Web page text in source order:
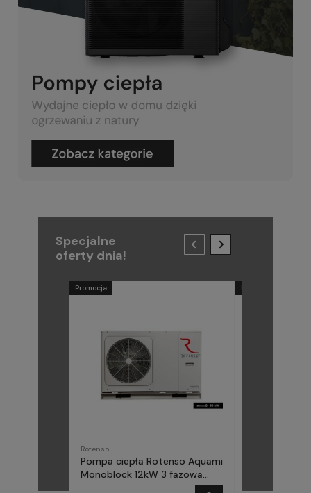
Specjalne
oferty dnia!
Rotenso
Pompa ciepła Rotenso Aquami
Monoblock 12kW 3 fazowa
Promocja Promocja